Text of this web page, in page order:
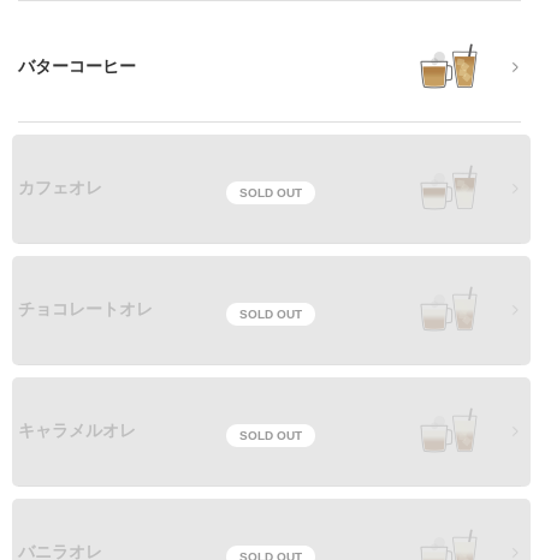
バターコーヒー
SOLD OUT
カフェオレ
SOLD OUT
チョコレートオレ
SOLD OUT
キャラメルオレ
SOLD OUT
バニラオレ